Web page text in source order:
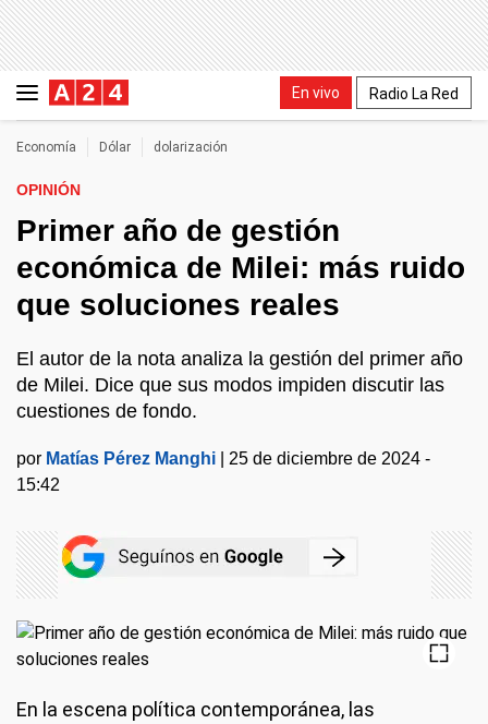
En vivo Radio La Red
Economía Dólar dolarización
OPINIÓN
Primer año de gestión
económica de Milei: más ruido
que soluciones reales
El autor de la nota analiza la gestión del primer año
de Milei. Dice que sus modos impiden discutir las
cuestiones de fondo.
por Matías Pérez Manghi
25 de diciembre de 2024 -
15:42
En la escena política contemporánea, las